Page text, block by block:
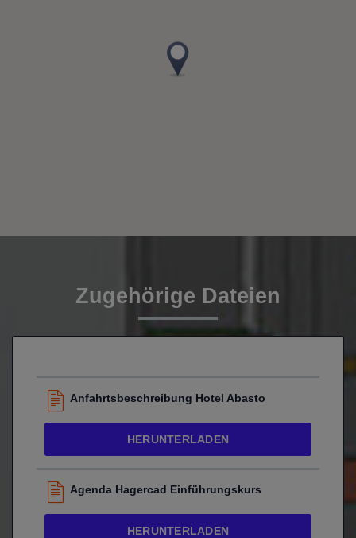
Zugehörige Dateien
Anfahrtsbeschreibung Hotel Abasto
HERUNTERLADEN
Agenda Hagercad Einführungskurs
HERUNTERLADEN